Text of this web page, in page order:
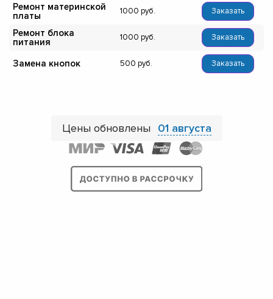
Ремонт материнской
платы
1000 Заказать
Ремонт блока
питания
1000 Заказать
Замена кнопок 500 Заказать
Цены обновлены 01 августа